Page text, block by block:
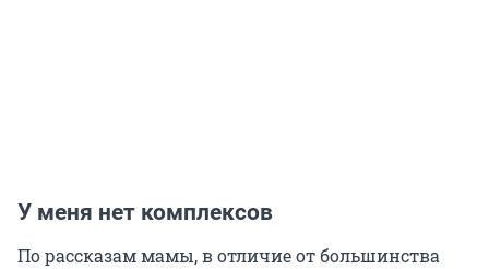
У меня нет комплексов
По рассказам мамы, в отличие от большинства